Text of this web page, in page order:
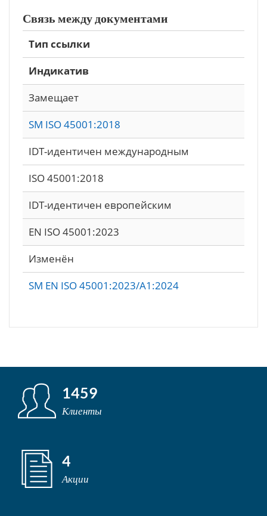
Связь между документами
Тип ссылки
Индикатив
Замещает
SM ISO 45001:2018
IDT-идентичен международным
ISO 45001:2018
IDT-идентичен европейским
EN ISO 45001:2023
Изменён
SM EN ISO 45001:2023/A1:2024
1459
Клиенты
4
Акции